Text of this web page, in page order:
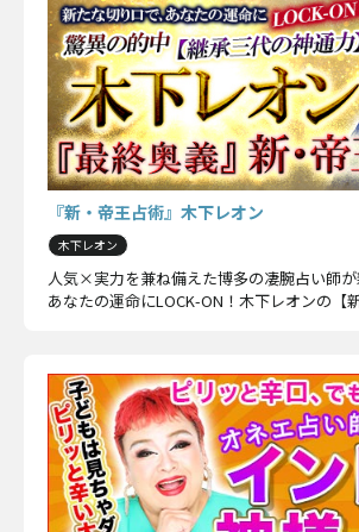
『新・帝王占術』木下レオン
木下レオン
人気×実力を兼ね備えた博多の凄腕占い師が
あなたの運命にLOCK-ON！木下レオンの【